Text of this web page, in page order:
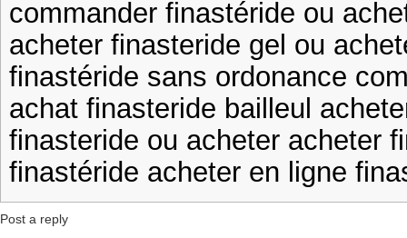
commander finastéride ou
acheter finasteride gel ou
finastéride sans ordonance
achat finasteride bailleul
finasteride ou acheter acheter
finastéride acheter en ligne
Post a reply